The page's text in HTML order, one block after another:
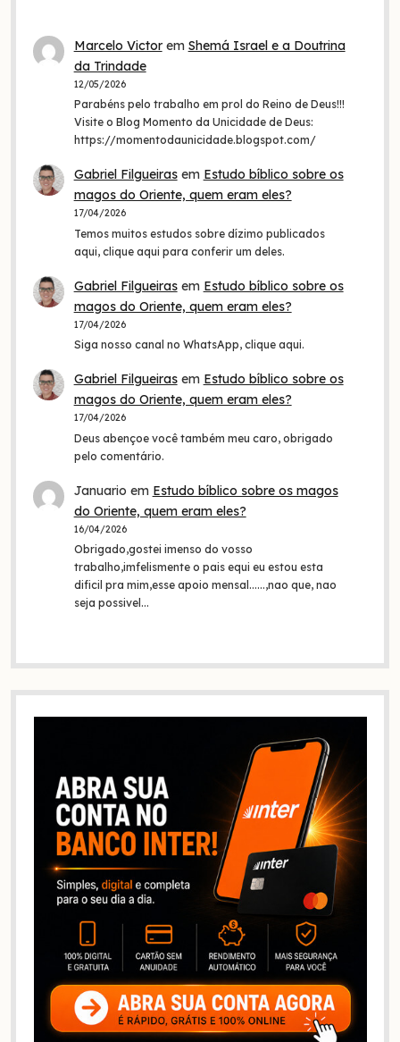
Marcelo Victorem Shemá Israel e a Doutrina
da Trindade
12/05/2026
Parabéns pelo trabalho em prol do Reino de Deus!!!
Visite o Blog Momento da Unicidade de Deus:
https://momentodaunicidade.blogspot.com/
Gabriel Filgueirasem Estudo bíblico sobre os
magos do Oriente, quem eram eles?
17/04/2026
Temos muitos estudos sobre dízimo publicados
aqui, clique aqui para conferir um deles.
Gabriel Filgueirasem Estudo bíblico sobre os
magos do Oriente, quem eram eles?
17/04/2026
Siga nosso canal no WhatsApp, clique aqui.
Gabriel Filgueirasem Estudo bíblico sobre os
magos do Oriente, quem eram eles?
17/04/2026
Deus abençoe você também meu caro, obrigado
pelo comentário.
Januario em Estudo bíblico sobre os magos
do Oriente, quem eram eles?
16/04/2026
Obrigado,gostei imenso do vosso
trabalho,imfelismente o pais equi eu estou esta
dificil pra mim,esse apoio mensal......,nao que, nao
seja possivel…